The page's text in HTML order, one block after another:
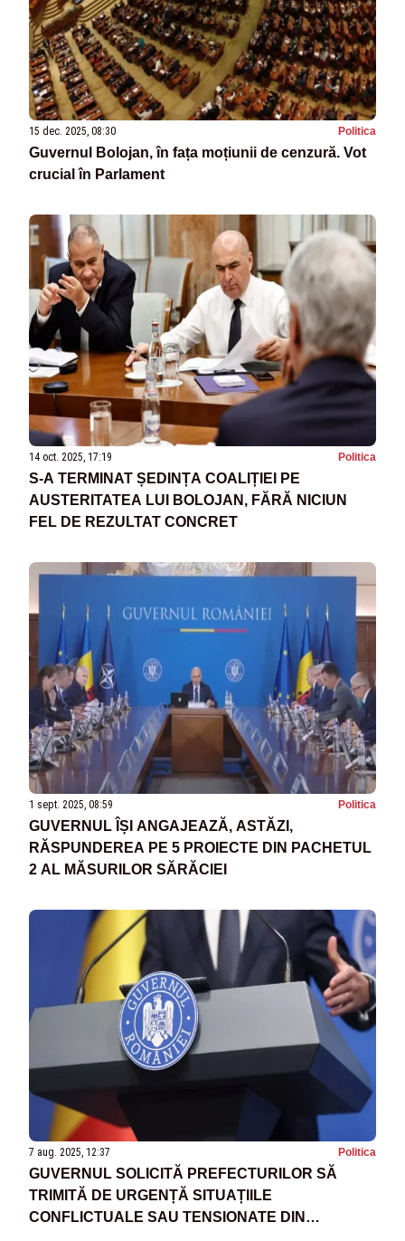
15 dec. 2025, 08:30 Politica
Guvernul Bolojan, în fața moțiunii de cenzură. Vot
crucial în Parlament
14 oct. 2025, 17:19 Politica
S-A TERMINAT ȘEDINȚA COALIȚIEI PE
AUSTERITATEA LUI BOLOJAN, FĂRĂ NICIUN
FEL DE REZULTAT CONCRET
1 sept. 2025, 08:59 Politica
GUVERNUL ÎȘI ANGAJEAZĂ, ASTĂZI,
RĂSPUNDEREA PE 5 PROIECTE DIN PACHETUL
2 AL MĂSURILOR SĂRĂCIEI
7 aug. 2025, 12:37 Politica
GUVERNUL SOLICITĂ PREFECTURILOR SĂ
TRIMITĂ DE URGENȚĂ SITUAȚIILE
CONFLICTUALE SAU TENSIONATE DIN